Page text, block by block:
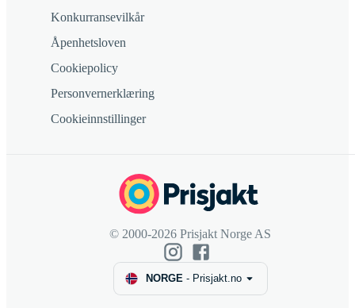
Konkurransevilkår
Åpenhetsloven
Cookiepolicy
Personvernerklæring
Cookieinnstillinger
© 2000-2026 Prisjakt Norge AS
NORGE- Prisjakt.no